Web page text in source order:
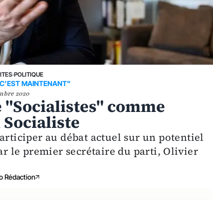
›POLITIQUE
MAINTENANT"
2020
comme
au débat actuel sur un potentiel
le premier secrétaire du parti, Olivier
Rédaction